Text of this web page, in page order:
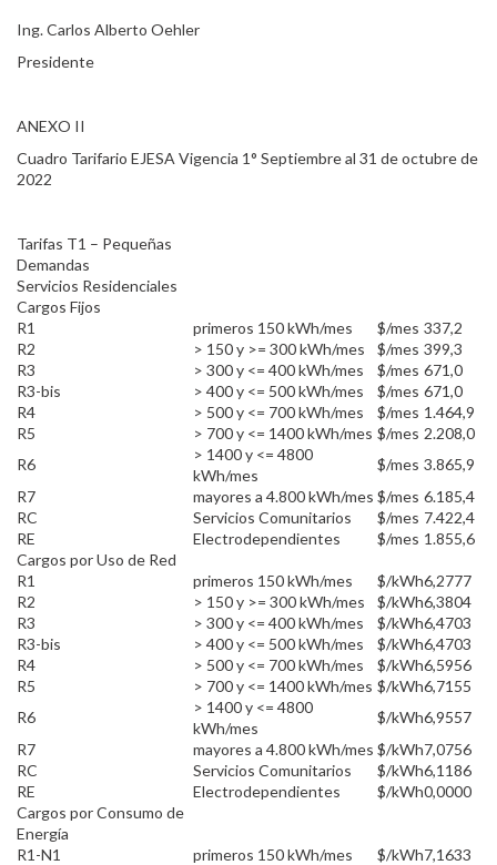
Ing. Carlos Alberto Oehler
Presidente
ANEXO II
Cuadro Tarifario EJESA Vigencia 1° Septiembre al 31 de octubre de
2022
Tarifas T1 – Pequeñas
Demandas
Servicios Residenciales
Cargos Fijos
R1
primeros 150 kWh/mes $/mes 337,2
R2
> 150 y >= 300 kWh/mes $/mes 399,3
R3
> 300 y <= 400 kWh/mes $/mes 671,0
R3-bis
> 400 y <= 500 kWh/mes $/mes 671,0
R4
> 500 y <= 700 kWh/mes $/mes 1.464,9
R5
> 700 y <= 1400 kWh/mes $/mes 2.208,0
R6
> 1400 y <= 4800
kWh/mes
$/mes 3.865,9
R7
mayores a 4.800 kWh/mes $/mes 6.185,4
RC
Servicios Comunitarios $/mes 7.422,4
RE
Electrodependientes $/mes 1.855,6
Cargos por Uso de Red
R1
primeros 150 kWh/mes $/kWh6,2777
R2
> 150 y >= 300 kWh/mes $/kWh6,3804
R3
> 300 y <= 400 kWh/mes $/kWh6,4703
R3-bis
> 400 y <= 500 kWh/mes $/kWh6,4703
R4
> 500 y <= 700 kWh/mes $/kWh6,5956
R5
> 700 y <= 1400 kWh/mes $/kWh6,7155
R6
> 1400 y <= 4800
kWh/mes
$/kWh6,9557
R7
mayores a 4.800 kWh/mes $/kWh7,0756
RC
Servicios Comunitarios $/kWh6,1186
RE
Electrodependientes $/kWh0,0000
Cargos por Consumo de
Energía
R1-N1
primeros 150 kWh/mes $/kWh7,1633